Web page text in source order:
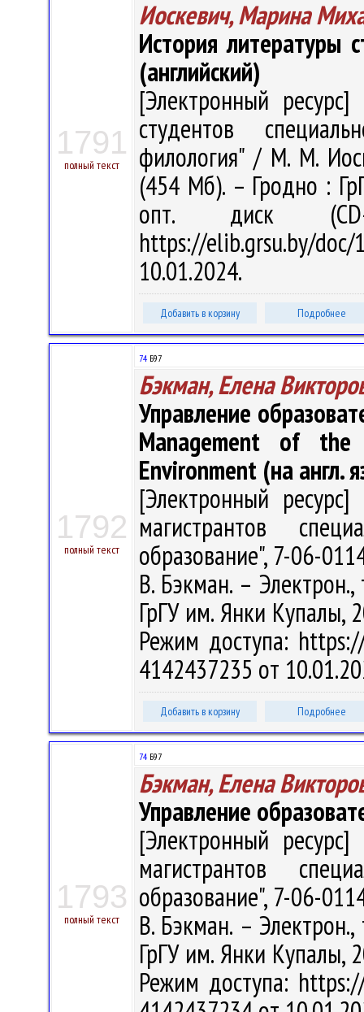
1791
полный текст
Иоскевич, Марина
История литературы
(английский)
[Электронный
студентов
филология" / М. М.
(454 Мб). – Гродно :
опт. диск
https://elib.grsu.by/
10.01.2024.
Добавить в корзину Подробнее
1792
полный текст
74 Б97
Бэкман, Елена
Управление
Management of
Environment (на англ.
[Электронный
магистрантов
образование", 7-06-
В. Бэкман. –
ГрГУ им. Янки Купалы,
Режим доступа:
4142437235 от
Добавить в корзину Подробнее
1793
полный текст
74 Б97
Бэкман, Елена
Управление
[Электронный
магистрантов
образование", 7-06-
В. Бэкман. –
ГрГУ им. Янки Купалы,
Режим доступа: